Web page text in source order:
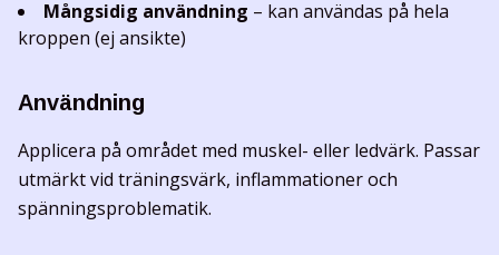
Mångsidig användning – kan användas på hela
kroppen (ej ansikte)
Användning
Applicera på området med muskel- eller ledvärk. Passar
utmärkt vid träningsvärk, inflammationer och
spänningsproblematik.